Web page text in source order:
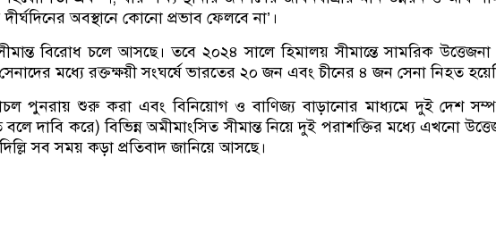
অবস্থানে কোনো প্রভাব ফেলবে না’।
বিরোধ চলে আসছে। তবে ২০২৪ সালে হিমালয় সীমান্তে সামরিক
মধ্যে রক্তক্ষয়ী সংঘর্ষে ভারতের ২০ জন এবং চীনের ৪ জন সেনা নিহত
পুনরায় শুরু করা এবং বিনিয়োগ ও বাণিজ্য বাড়ানোর মাধ্যমে দুই দেশ
বলে দাবি করে) বিভিন্ন অমীমাংসিত সীমান্ত নিয়ে দুই পরাশক্তির মধ্যে এখনো
সব সময় কড়া প্রতিবাদ জানিয়ে আসছে।